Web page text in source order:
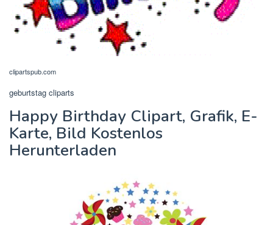
clipartspub.com
geburtstag cliparts
Happy Birthday Clipart, Grafik, E-
Karte, Bild Kostenlos
Herunterladen